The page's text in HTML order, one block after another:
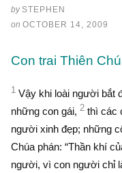
by STEPHEN
on OCTOBER 14, 2009
Con trai Thiên
1 Vậy khi loài người bắt
những con gái, 2 thì các
người xinh đẹp; những
Chúa phán: “Thần khí
người, vì con người chỉ